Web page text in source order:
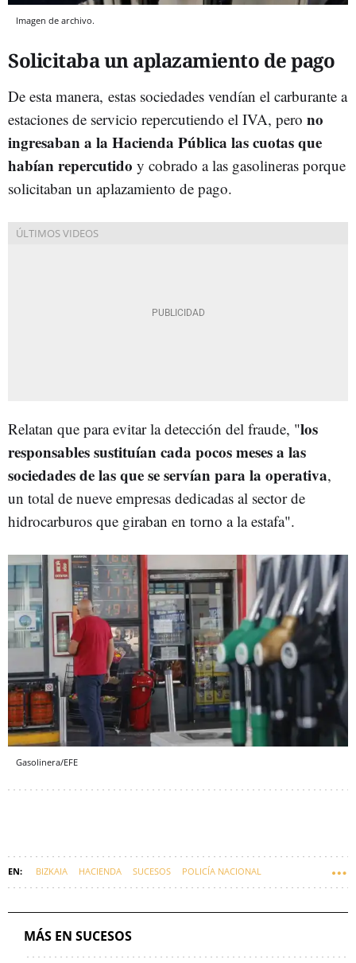
Imagen de archivo.
Solicitaba un aplazamiento de pago
De esta manera, estas sociedades vendían el carburante a
estaciones de servicio repercutiendo el IVA, pero no
ingresaban a la Hacienda Pública las cuotas que
habían repercutido y cobrado a las gasolineras porque
solicitaban un aplazamiento de pago.
Relatan que para evitar la detección del fraude, "los
responsables sustituían cada pocos meses a las
sociedades de las que se servían para la operativa,
un total de nueve empresas dedicadas al sector de
hidrocarburos que giraban en torno a la estafa".
Gasolinera/EFE
BIZKAIA HACIENDA SUCESOS POLICÍA NACIONAL
MÁS EN SUCESOS